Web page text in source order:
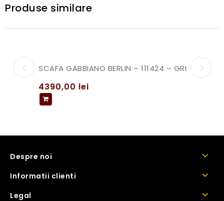
Produse similare
SCAFA GABBIANO BERLIN – 111424 – GRI
4390,00 lei
Despre noi
Informatii clienti
Legal